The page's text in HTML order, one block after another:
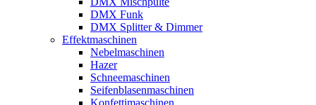
DMX Funk
DMX Splitter & Dimmer
Effektmaschinen
Nebelmaschinen
Hazer
Schneemaschinen
Seifenblasenmaschinen
Konfettimaschinen